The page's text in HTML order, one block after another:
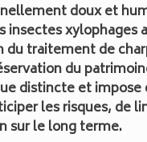
doux et
insectes xylophages
traitement de
du
distincte et
les risques, de
sur le long terme.